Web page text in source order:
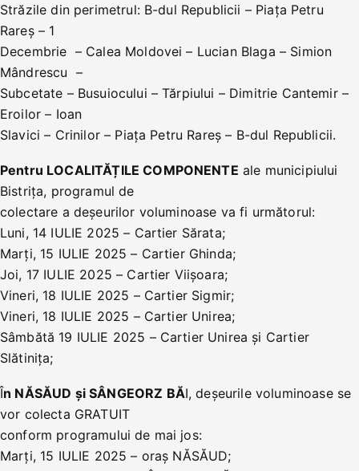
Străzile din perimetrul: B-dul Republicii – Piața Petru
Rareș – 1
Decembrie – Calea Moldovei – Lucian Blaga – Simion
Mândrescu –
Subcetate – Busuiocului – Tărpiului – Dimitrie Cantemir –
Eroilor – Ioan
Slavici – Crinilor – Piața Petru Rareș – B-dul Republicii.
Pentru LOCALITĂȚILE COMPONENTE ale municipiului
Bistrița, programul de
colectare a deșeurilor voluminoase va fi următorul:
Luni, 14 IULIE 2025 – Cartier Sărata;
Marți, 15 IULIE 2025 – Cartier Ghinda;
Joi, 17 IULIE 2025 – Cartier Viișoara;
Vineri, 18 IULIE 2025 – Cartier Sigmir;
Vineri, 18 IULIE 2025 – Cartier Unirea;
Sâmbătă 19 IULIE 2025 – Cartier Unirea și Cartier
Slătinița;
În NĂSĂUD și SÂNGEORZ BĂI, deșeurile voluminoase se
vor colecta GRATUIT
conform programului de mai jos:
Marți, 15 IULIE 2025 – oraș NĂSĂUD;